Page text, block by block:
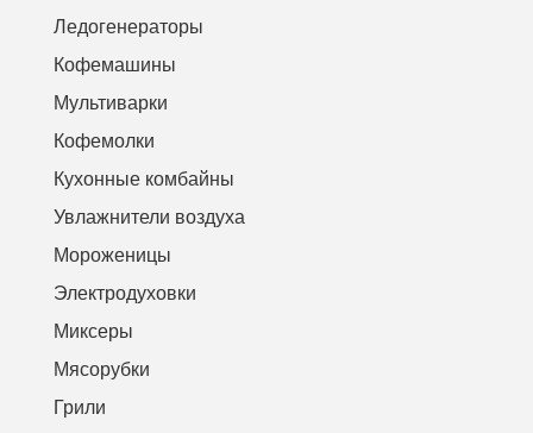
Ледогенераторы
Кофемашины
Мультиварки
Кофемолки
Кухонные комбайны
Увлажнители воздуха
Мороженицы
Электродуховки
Миксеры
Мясорубки
Грили